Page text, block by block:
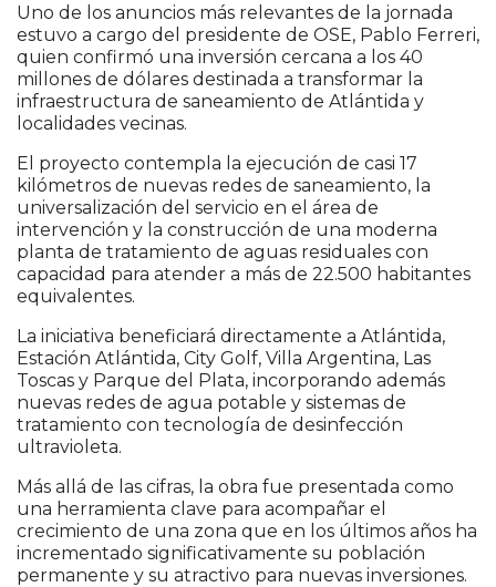
Uno de los anuncios más relevantes de la jornada
estuvo a cargo del presidente de OSE, Pablo Ferreri,
quien confirmó una inversión cercana a los 40
millones de dólares destinada a transformar la
infraestructura de saneamiento de Atlántida y
localidades vecinas.
El proyecto contempla la ejecución de casi 17
kilómetros de nuevas redes de saneamiento, la
universalización del servicio en el área de
intervención y la construcción de una moderna
planta de tratamiento de aguas residuales con
capacidad para atender a más de 22.500 habitantes
equivalentes.
La iniciativa beneficiará directamente a Atlántida,
Estación Atlántida, City Golf, Villa Argentina, Las
Toscas y Parque del Plata, incorporando además
nuevas redes de agua potable y sistemas de
tratamiento con tecnología de desinfección
ultravioleta.
Más allá de las cifras, la obra fue presentada como
una herramienta clave para acompañar el
crecimiento de una zona que en los últimos años ha
incrementado significativamente su población
permanente y su atractivo para nuevas inversiones.